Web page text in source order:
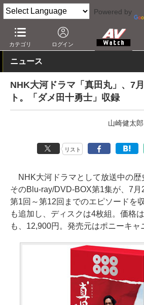
Powered by
カテゴリ ログイン
AV Watch コンテンツ・サービス BD/
ニュース
NHK大河ドラマ「真田丸」、7
ト。「ダメ田十勇士」収録
山崎健太郎
リスト
NHK大河ドラマとして放送中の歴
そのBlu-ray/DVD-BOX第1集が、7月
第1回～第12回までのエピソードを
も追加し、ディスクは4枚組。価格
も、12,900円。発売元はポニーキャ